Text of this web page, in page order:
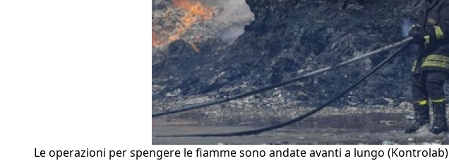
Le operazioni per spengere le fiamme sono andate avanti a lungo (Kontrolab)